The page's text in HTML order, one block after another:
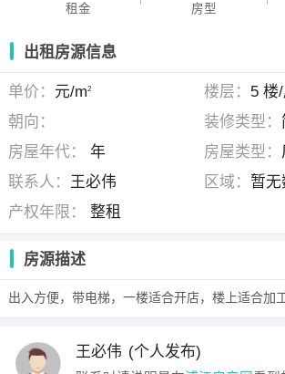
租金 房型
出租房源信息
单价： 元/m2 楼层： 5 楼
朝向：
装修类型：
房屋年代：
年 房屋类型：
联系人： 王必伟 区域： 暂
产权年限：
整租
房源描述
出入方便，带电梯，一楼适合开店，楼上适合加
王必伟 (个人发布)